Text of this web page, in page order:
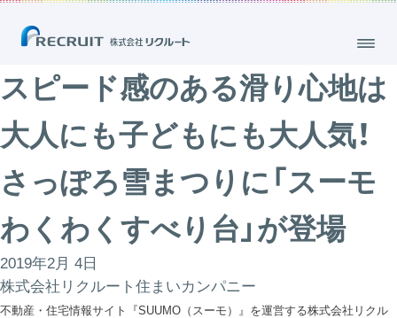
スピード感のある滑り心地は
大人にも子どもにも大人気！
さっぽろ雪まつりに「スーモ
わくわくすべり台」が登場
2019年2月 4日
株式会社リクルート住まいカンパニー
不動産・住宅情報サイト『SUUMO（スーモ）』を運営する株式会社リクル